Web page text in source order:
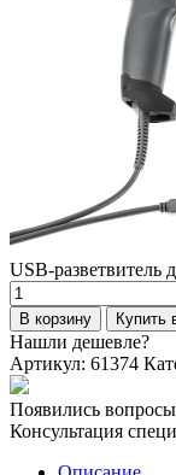
USB-
Количество
товара
USB-
разветвитель
для
АТОЛ
СТБ
5
В корзину Купить
Нашли дешевле?
Артикул: 61374
Появились вопросы
Консультация